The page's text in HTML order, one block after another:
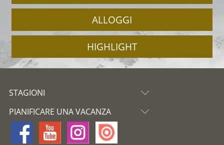
ALLOGGI
HIGHLIGHT
STAGIONI
PIANIFICARE UNA VACANZA